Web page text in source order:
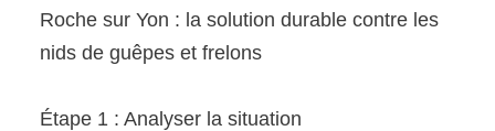
Roche sur Yon : la solution durable contre les
nids de guêpes et frelons
Étape 1 : Analyser la situation